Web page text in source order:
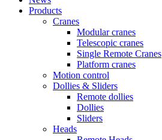
Products
Cranes
Modular cranes
Telescopic cranes
Single Remote Cranes
Platform cranes
Motion control
Dollies & Sliders
Remote dollies
Dollies
Sliders
Heads